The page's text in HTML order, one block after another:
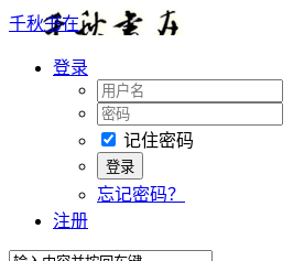
千秋书在
登录
记住密码
忘记密码？
注册